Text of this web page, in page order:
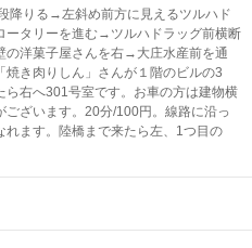
降りる→左斜め前方に見えるツルハド
ータリーを進む→ツルハドラッグ前横断
洋菓子屋さんを右→大庄水産前を通
き肉りしん」さんが１階のビルの3
ら右へ301号室です。お車の方は建物横
ございます。20分/100円。線路に沿っ
れます。陸橋まで来たら左、1つ目の